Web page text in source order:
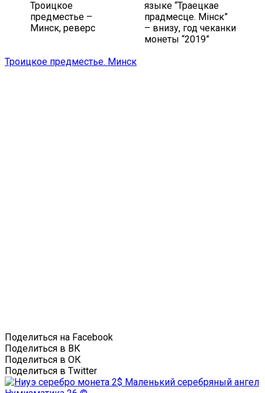
Троицкое
предместье –
Минск, реверс
языке “Траецкае
прадмесце. Мінск”
– внизу, год чеканки
монеты “2019”
Троицкое предместье. Минск
Поделиться на Facebook
Поделиться в ВК
Поделиться в ОК
Поделиться в Twitter